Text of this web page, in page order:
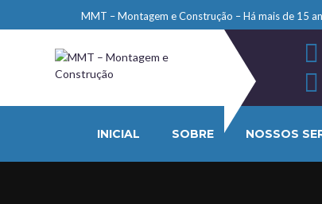
MMT – Montagem e Construção – Há mais de 15
INICIAL SOBRE NOSSOS